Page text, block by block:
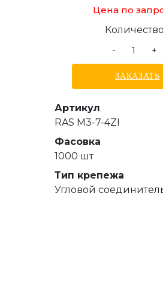
Цена по
Количество
-
+
ЗАКАЗАТЬ
Артикул
RAS M3-7-4ZI
Фасовка
1000 шт
Тип крепежа
Угловой